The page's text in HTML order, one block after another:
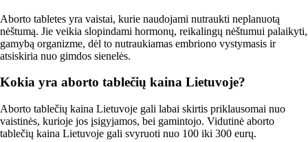
Aborto tabletes yra vaistai, kurie naudojami nutraukti neplanuotą
nėštumą. Jie veikia slopindami hormonų, reikalingų nėštumui palaikyti,
gamybą organizme, dėl to nutraukiamas embriono vystymasis ir
atsiskiria nuo gimdos sienelės.
Kokia yra aborto tablečių kaina Lietuvoje?
Aborto tablečių kaina Lietuvoje gali labai skirtis priklausomai nuo
vaistinės, kurioje jos įsigyjamos, bei gamintojo. Vidutinė aborto
tablečių kaina Lietuvoje gali svyruoti nuo 100 iki 300 eurų.